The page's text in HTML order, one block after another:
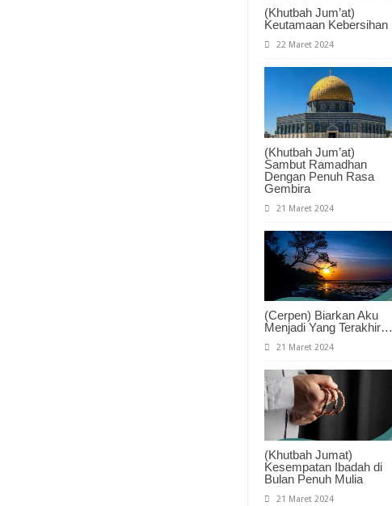
(Khutbah Jum’at)
Keutamaan Kebersihan
22 Maret 2024
(Khutbah Jum’at)
Sambut Ramadhan
Dengan Penuh Rasa
Gembira
21 Maret 2024
(Cerpen) Biarkan Aku
Menjadi Yang Terakhir…
21 Maret 2024
(Khutbah Jumat)
Kesempatan Ibadah di
Bulan Penuh Mulia
21 Maret 2024